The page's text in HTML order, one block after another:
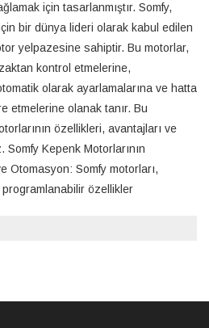
için tasarlanmıştır. Somfy,
bir dünya lideri olarak kabul edilen
yelpazesine sahiptir. Bu motorlar,
kontrol etmelerine,
olarak ayarlamalarına ve hatta
etmelerine olanak tanır. Bu
özellikleri, avantajları ve
Kepenk Motorlarının
Otomasyon: Somfy motorları,
özellikler